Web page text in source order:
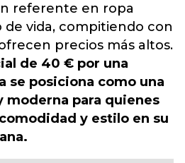
referente en ropa
vida, compitiendo con
precios más altos.
de 40 € por una
se posiciona como una
moderna para quienes
y estilo en su